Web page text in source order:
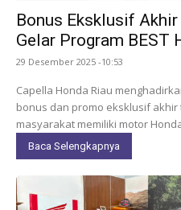
Bonus Eksklusif
Gelar Program BEST
29 Desember 2025 -10:53
Capella Honda Riau
bonus dan promo eksklusif
masyarakat memiliki motor
Baca Selengkapnya